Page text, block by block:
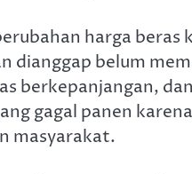
harga
dianggap belum
berkepanjangan,
gagal panen
masyarakat.